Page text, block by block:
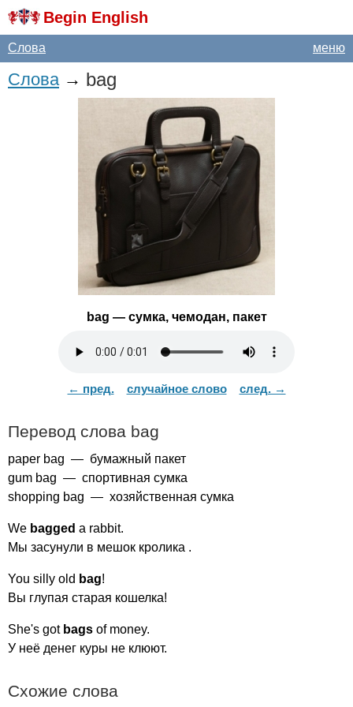
Begin English
меню
Слова
Слова→ bag
bag — сумка, чемодан, пакет
← пред. случайное слово след. →
Перевод слова bag
paper bag — бумажный пакет
gum bag — спортивная сумка
shopping bag — хозяйственная сумка
We bagged a rabbit.
Мы засунули в мешок кролика .
You silly old bag!
Вы глупая старая кошелка!
She's got bags of money.
У неё денег куры не клюют.
Схожие слова